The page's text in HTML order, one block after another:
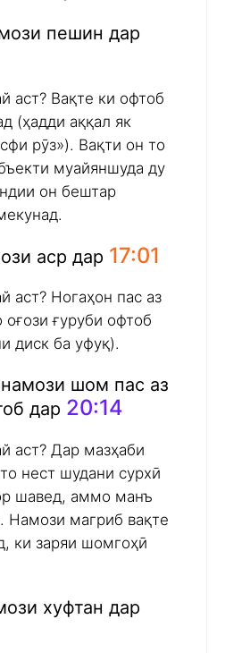
пешин дар
аст? Вақте ки офтоб
(ҳадди аққал як
рӯз»). Вақти он то
муайяншуда ду
он бештар
аср дар 17:01
аст? Ногаҳон пас аз
оғози ғуруби офтоб
диск ба уфуқ).
шом пас аз
дар 20:14
аст? Дар мазҳаби
нест шудани сурхӣ
шавед, аммо манъ
Намози магриб вақте
ки заряи шомгоҳӣ
хуфтан дар